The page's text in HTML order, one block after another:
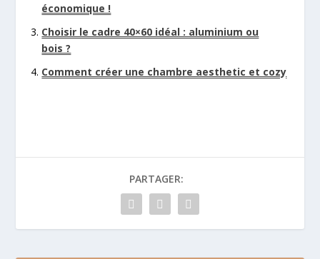
économique !
Choisir le cadre 40×60 idéal : aluminium ou
bois ?
Comment créer une chambre aesthetic et cozy
PARTAGER: